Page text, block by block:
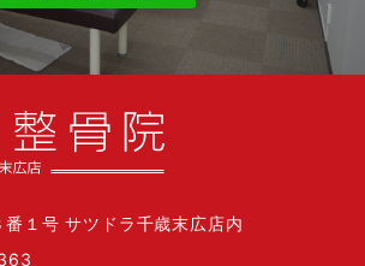
１号 サツドラ千歳末広店内